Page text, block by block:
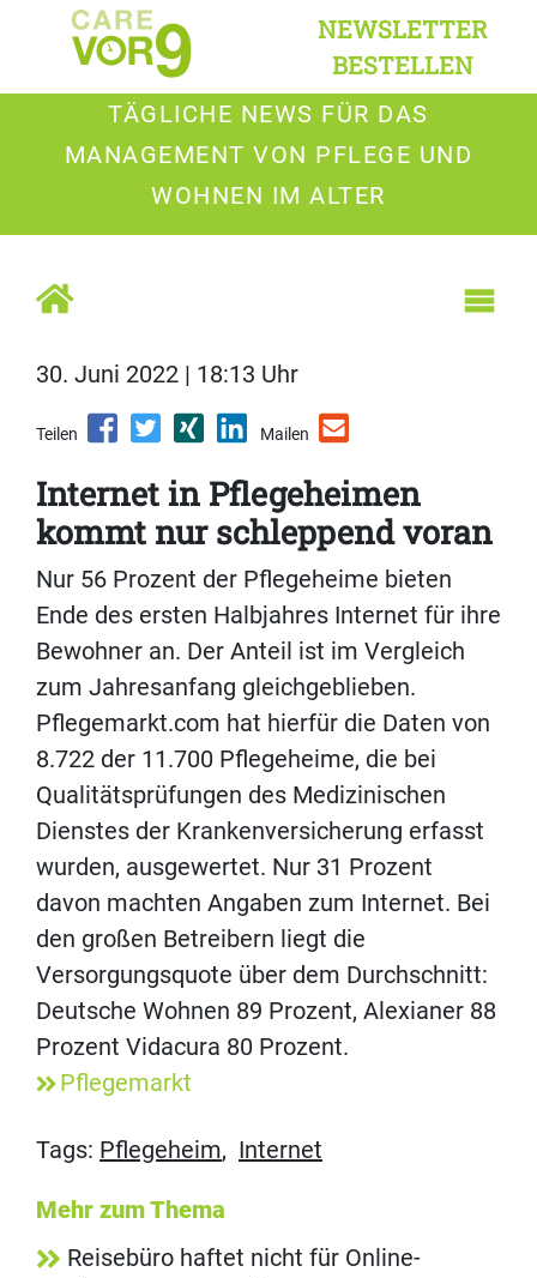
NEWSLETTER
BESTELLEN
TÄGLICHE NEWS FÜR DAS
MANAGEMENT VON PFLEGE UND
WOHNEN IM ALTER
30. Juni 2022 | 18:13 Uhr
Teilen Mailen
Internet in Pflegeheimen
kommt nur schleppend voran
Nur 56 Prozent der Pflegeheime bieten
Ende des ersten Halbjahres Internet für ihre
Bewohner an. Der Anteil ist im Vergleich
zum Jahresanfang gleichgeblieben.
Pflegemarkt.com hat hierfür die Daten von
8.722 der 11.700 Pflegeheime, die bei
Qualitätsprüfungen des Medizinischen
Dienstes der Krankenversicherung erfasst
wurden, ausgewertet. Nur 31 Prozent
davon machten Angaben zum Internet. Bei
den großen Betreibern liegt die
Versorgungsquote über dem Durchschnitt:
Deutsche Wohnen 89 Prozent, Alexianer 88
Prozent Vidacura 80 Prozent.
Pflegemarkt
Tags: Pflegeheim, Internet
Mehr zum Thema
Reisebüro haftet nicht für Online-